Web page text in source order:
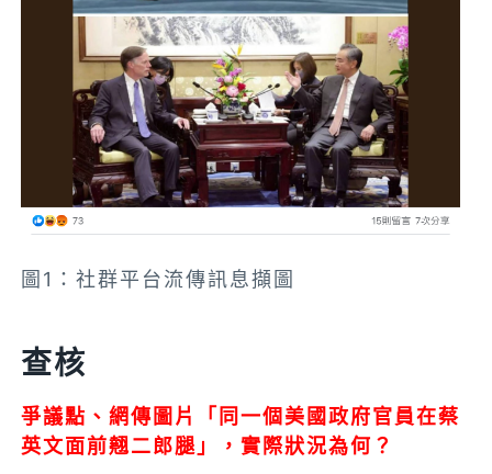
圖1：社群平台流傳訊息擷圖
查核
爭議點、網傳圖片 「 同一個美國政府官員在蔡
英文面前翹二郎腿」
，實際狀況為何？